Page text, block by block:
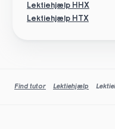
Lektiehjælp HHX
Lektiehjælp HTX
Find tutor Lektiehjælp